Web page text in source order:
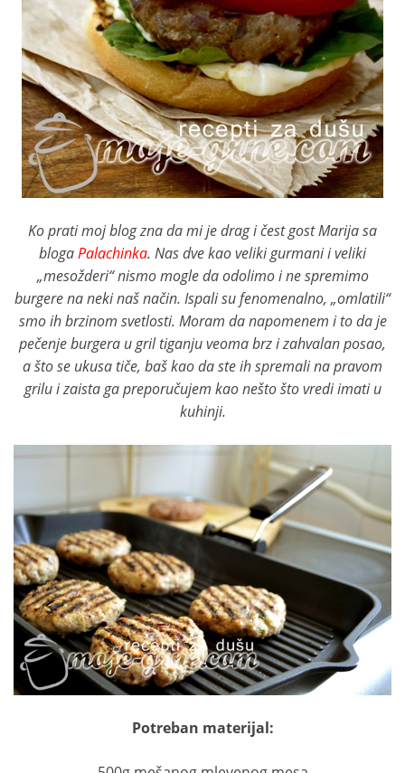
Ko prati moj blog zna da mi je drag i čest gost Marija sa
blogaPalachinka. Nas dve kao veliki gurmani i veliki
„mesožderi“ nismo mogle da odolimo i ne spremimo
burgere na neki naš način. Ispali su fenomenalno, „omlatili“
smo ih brzinom svetlosti. Moram da napomenem i to da je
pečenje burgera u gril tiganju veoma brz i zahvalan posao,
a što se ukusa tiče, baš kao da ste ih spremali na pravom
grilu i zaista ga preporučujem kao nešto što vredi imati u
kuhinji.
Potreban materijal: